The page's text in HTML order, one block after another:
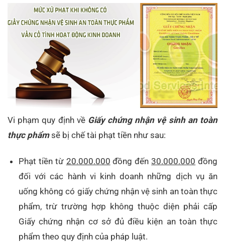
Vi phạm quy định về Giấy chứng nhận vệ sinh an toàn
thực phẩm sẽ bị chế tài phạt tiền như sau:
Phạt tiền từ 20.000.000 đồng đến30.000.000 đồng
đối với các hành vi kinh doanh những dịch vụ ăn
uống không có giấy chứng nhận vệ sinh an toàn thực
phẩm, trừ trường hợp không thuộc diện phải cấp
Giấy chứng nhận cơ sở đủ điều kiện an toàn thực
phẩm theo quy định của pháp luật.